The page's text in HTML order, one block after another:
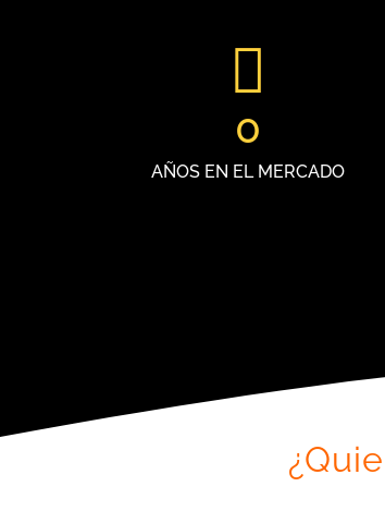
0
AÑOS EN EL MERCADO